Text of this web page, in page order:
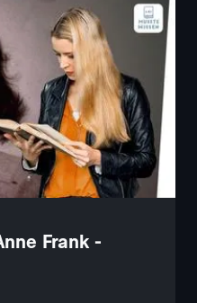
Frank -